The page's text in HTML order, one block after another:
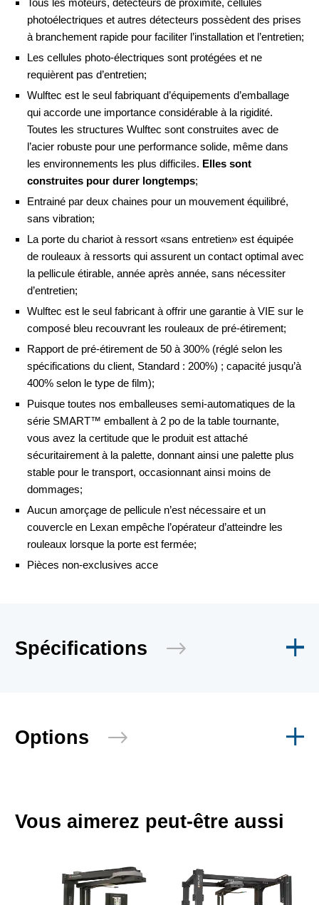
Tous les moteurs, détecteurs de proximité, cellules
photoélectriques et autres détecteurs possèdent des prises
à branchement rapide pour faciliter l’installation et l’entretien;
Les cellules photo-électriques sont protégées et ne
requièrent pas d’entretien;
Wulftec est le seul fabriquant d’équipements d’emballage
qui accorde une importance considérable à la rigidité.
Toutes les structures Wulftec sont construites avec de
l’acier robuste pour une performance solide, même dans
les environnements les plus difficiles. Elles sont
construites pour durer longtemps;
Entrainé par deux chaines pour un mouvement équilibré,
sans vibration;
La porte du chariot à ressort «sans entretien» est équipée
de rouleaux à ressorts qui assurent un contact optimal avec
la pellicule étirable, année après année, sans nécessiter
d’entretien;
Wulftec est le seul fabricant à offrir une garantie à VIE sur le
composé bleu recouvrant les rouleaux de pré-étirement;
Rapport de pré-étirement de 50 à 300% (réglé selon les
spécifications du client, Standard : 200%) ; capacité jusqu’à
400% selon le type de film);
Puisque toutes nos emballeuses semi-automatiques de la
série SMART™ emballent à 2 po de la table tournante,
vous avez la certitude que le produit est attaché
sécuritairement à la palette, donnant ainsi une palette plus
stable pour le transport, occasionnant ainsi moins de
dommages;
Aucun amorçage de pellicule n’est nécessaire et un
couvercle en Lexan empêche l’opérateur d’atteindre les
rouleaux lorsque la porte est fermée;
Pièces non-exclusives acce
Spécifications
Options
Vous aimerez peut-être aussi